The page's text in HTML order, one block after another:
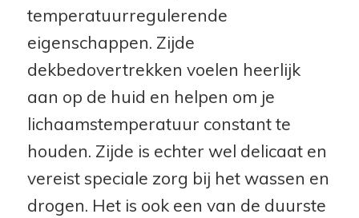
temperatuurregulerende
eigenschappen. Zijde
dekbedovertrekken voelen heerlijk
aan op de huid en helpen om je
lichaamstemperatuur constant te
houden. Zijde is echter wel delicaat en
vereist speciale zorg bij het wassen en
drogen. Het is ook een van de duurste